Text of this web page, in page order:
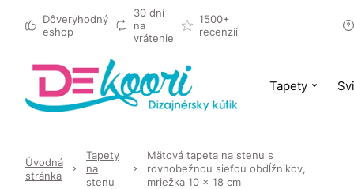
Dôveryhodný
eshop
30 dní
na
vrátenie
1500+
recenzií
Tapety
Úvodná
stránka
Tapety
na
stenu
Mätová tapeta na stenu s
rovnobežnou sieťou obdĺžnikov,
mriežka 10 x 18 cm